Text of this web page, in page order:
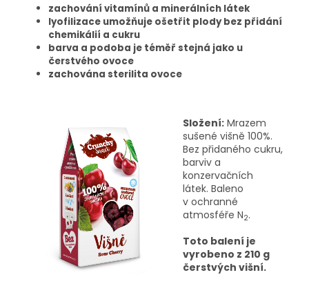
zachování vitamínů a minerálních látek
lyofilizace umožňuje ošetřit plody bez přidání
chemikálií a cukru
barva a podoba je téměř stejná jako u
čerstvého ovoce
zachována sterilita ovoce
Složení: Mrazem
sušené višně 100%.
Bez přidaného cukru,
barviv a
konzervačních
látek. Baleno
v ochranné
atmosféře N2.
Toto balení je
vyrobeno z 210 g
čerstvých višní.